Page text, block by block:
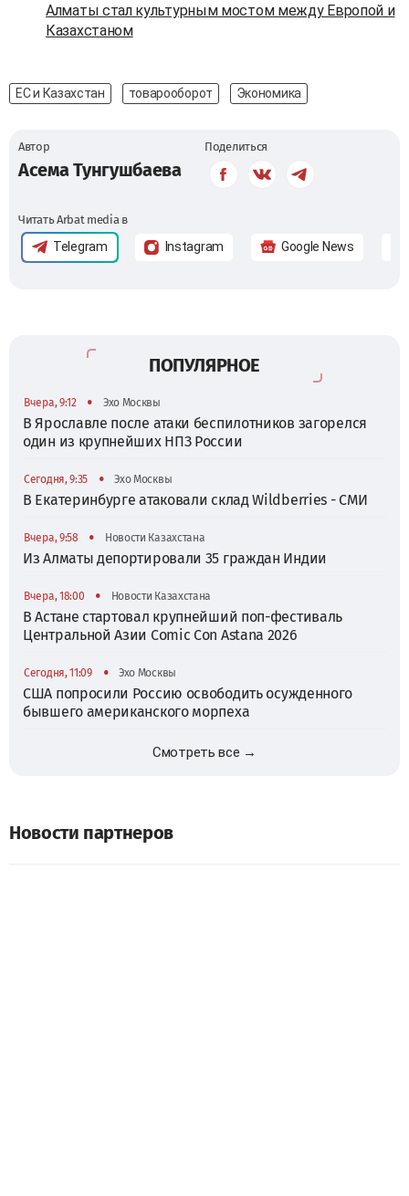
Алматы стал культурным мостом между Европой и
Казахстаном
ЕС и Казахстан товарооборот Экономика
Автор
Асема Тунгушбаева
Поделиться
Читать Arbat media в
Telegram Instagram Google News
ПОПУЛЯРНОЕ
Вчера, 9:12 • Эхо Москвы
В Ярославле после атаки беспилотников загорелся
один из крупнейших НПЗ России
Сегодня, 9:35 • Эхо Москвы
В Екатеринбурге атаковали склад Wildberries - СМИ
Вчера, 9:58 • Новости Казахстана
Из Алматы депортировали 35 граждан Индии
Вчера, 18:00 • Новости Казахстана
В Астане стартовал крупнейший поп-фестиваль
Центральной Азии Comic Con Astana 2026
Сегодня, 11:09 • Эхо Москвы
США попросили Россию освободить осужденного
бывшего американского морпеха
Смотреть все →
Новости партнеров